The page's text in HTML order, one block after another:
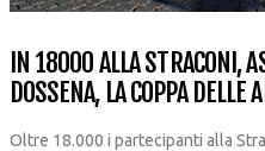
IN 18000 ALLA STRACONI,
DOSSENA, LA COPPA DELLE
Oltre 18.000 i partecipanti alla